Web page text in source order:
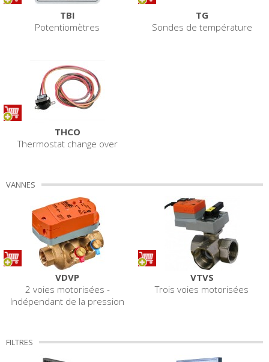
TBI
Potentiomètres
TG
Sondes de température
THCO
Thermostat change over
VANNES
VDVP
2 voies motorisées -
Indépendant de la pression
VTVS
Trois voies motorisées
FILTRES